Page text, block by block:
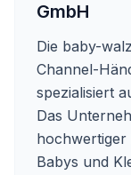
GmbH
Die baby-
Channel-
spezialisiert
Das
Babys und